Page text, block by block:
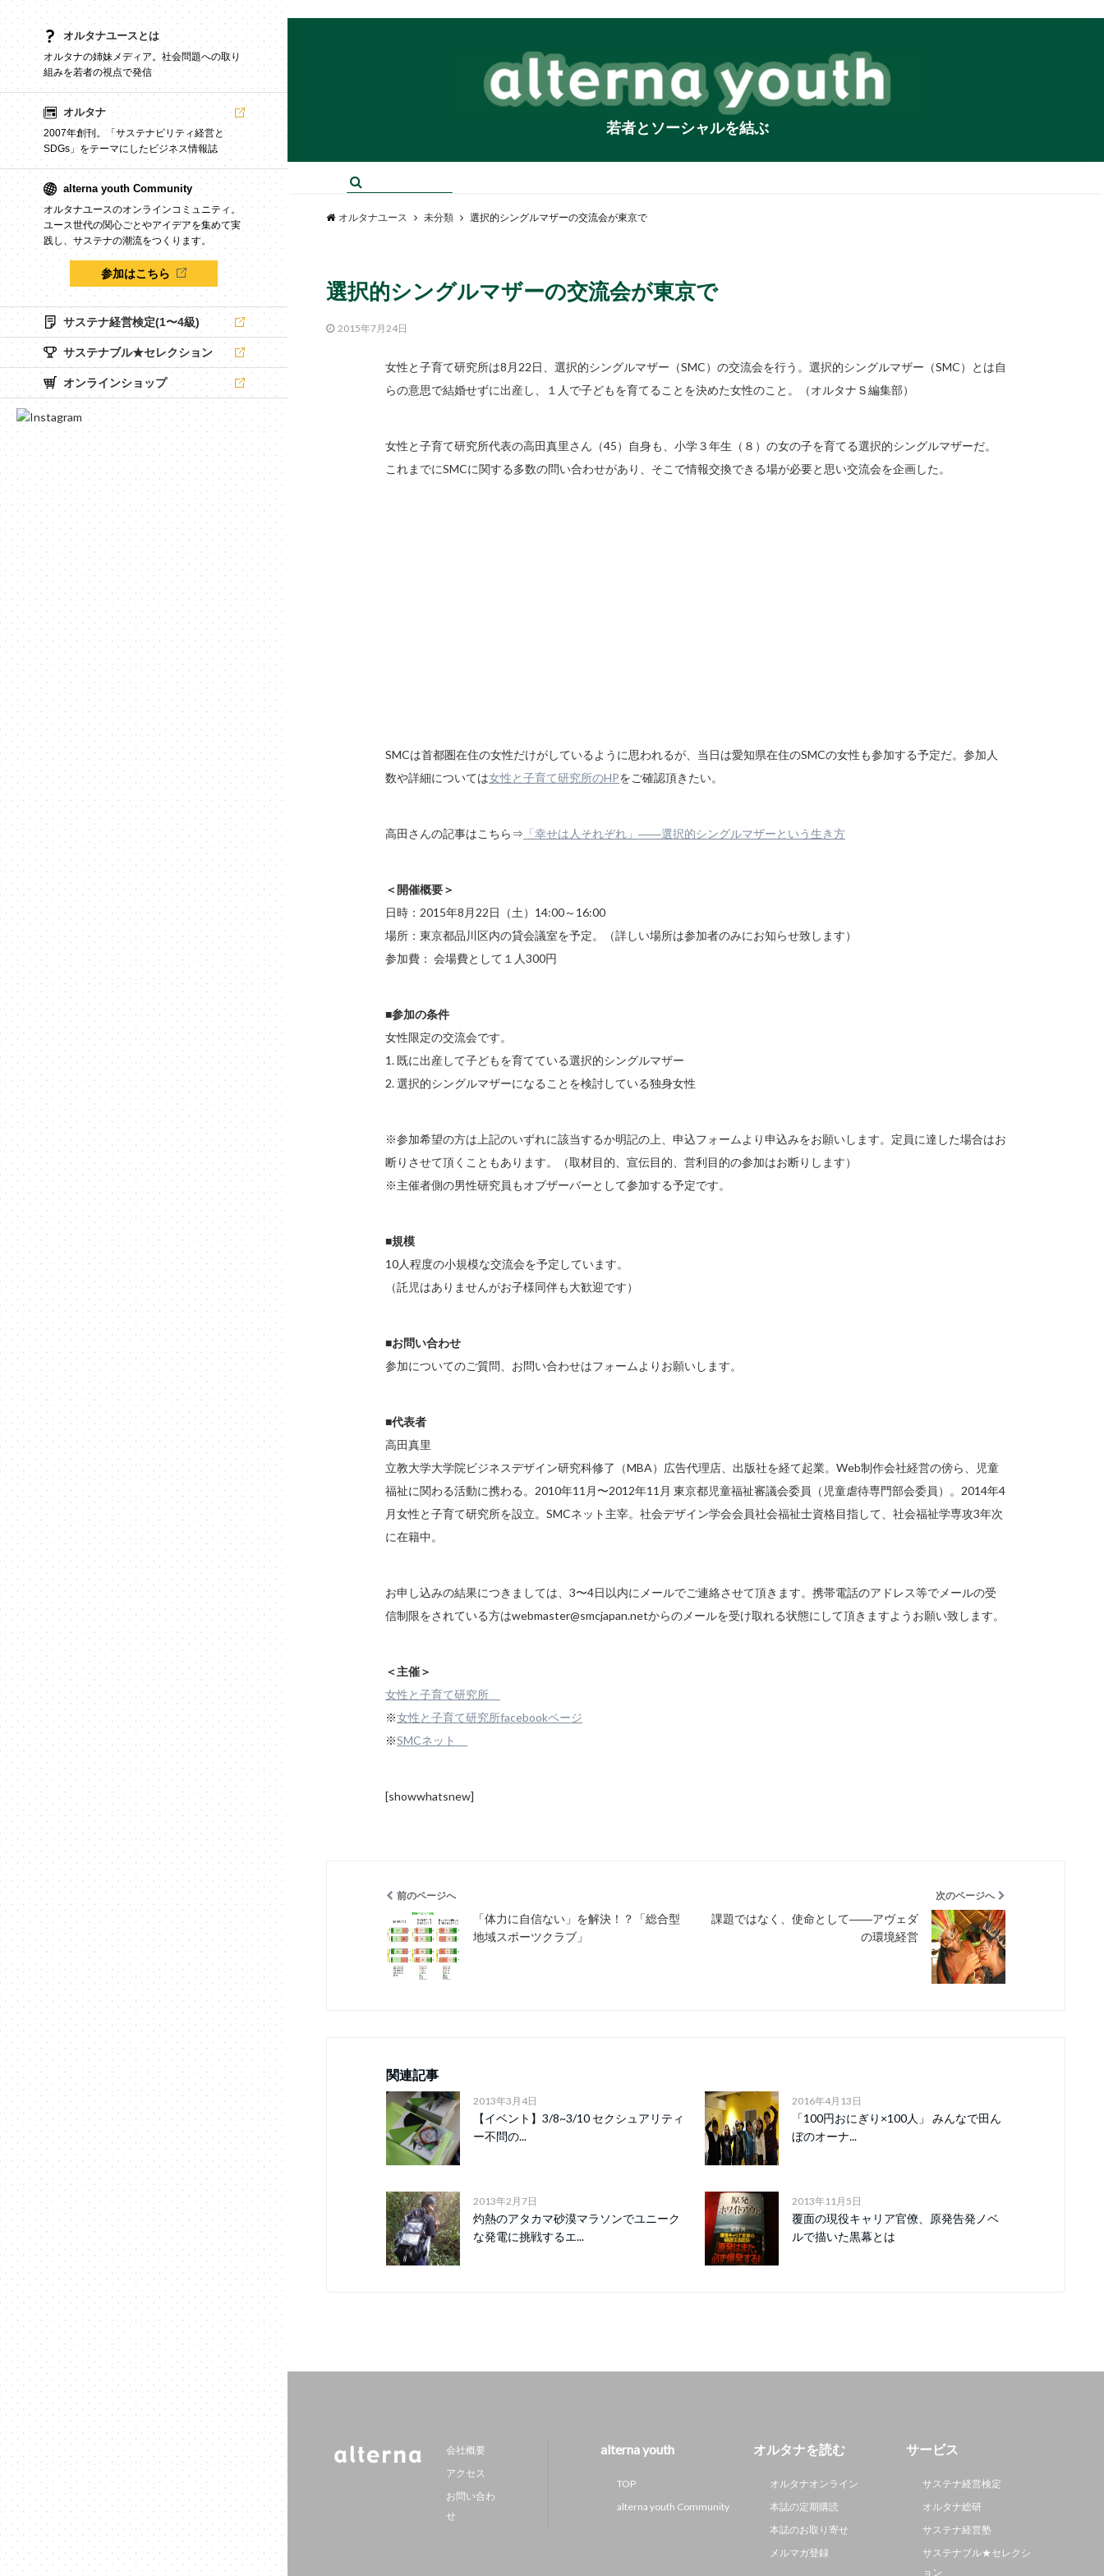
オルタナユースとは
オルタナの姉妹メディア。社会問題への取り
組みを若者の視点で発信
オルタナ
2007年創刊。「サステナビリティ経営と
SDGs」をテーマにしたビジネス情報誌
alterna youth Community
オルタナユースのオンラインコミュニティ。
ユース世代の関心ごとやアイデアを集めて実
践し、サステナの潮流をつくります。
参加はこちら
サステナ経営検定(1〜4級)
サステナブル★セレクション
オンラインショップ
若者とソーシャルを結ぶ
オルタナユース 未分類 選択的シングルマザーの交流会が東京で
選択的シングルマザーの交流会が東京で
2015年7月24日
女性と子育て研究所は8月22日、選択的シングルマザー（SMC）の交流会を行う。選択的シングルマザー（SMC）とは自
らの意思で結婚せずに出産し、１人で子どもを育てることを決めた女性のこと。（オルタナＳ編集部）
女性と子育て研究所代表の高田真里さん（45）自身も、小学３年生（８）の女の子を育てる選択的シングルマザーだ。
これまでにSMCに関する多数の問い合わせがあり、そこで情報交換できる場が必要と思い交流会を企画した。
SMCは首都圏在住の女性だけがしているように思われるが、当日は愛知県在住のSMCの女性も参加する予定だ。参加人
数や詳細については女性と子育て研究所のHPをご確認頂きたい。
高田さんの記事はこちら⇒ 「幸せは人それぞれ」――選択的シングルマザーという生き方
＜開催概要＞
日時：2015年8月22日（土）14:00～16:00
場所：東京都品川区内の貸会議室を予定。（詳しい場所は参加者のみにお知らせ致します）
参加費： 会場費として１人300円
■参加の条件
女性限定の交流会です。
1. 既に出産して子どもを育てている選択的シングルマザー
2. 選択的シングルマザーになることを検討している独身女性
※参加希望の方は上記のいずれに該当するか明記の上、申込フォームより申込みをお願いします。定員に達した場合はお
断りさせて頂くこともあります。（取材目的、宣伝目的、営利目的の参加はお断りします）
※主催者側の男性研究員もオブザーバーとして参加する予定です。
■規模
10人程度の小規模な交流会を予定しています。
（託児はありませんがお子様同伴も大歓迎です）
■お問い合わせ
参加についてのご質問、お問い合わせはフォームよりお願いします。
■代表者
高田真里
立教大学大学院ビジネスデザイン研究科修了（MBA）広告代理店、出版社を経て起業。Web制作会社経営の傍ら、児童
福祉に関わる活動に携わる。2010年11月〜2012年11月 東京都児童福祉審議会委員（児童虐待専門部会委員）。2014年4
月女性と子育て研究所を設立。SMCネット主宰。社会デザイン学会会員社会福祉士資格目指して、社会福祉学専攻3年次
に在籍中。
お申し込みの結果につきましては、3〜4日以内にメールでご連絡させて頂きます。携帯電話のアドレス等でメールの受
信制限をされている方はwebmaster@smcjapan.netからのメールを受け取れる状態にして頂きますようお願い致します。
＜主催＞
女性と子育て研究所
※女性と子育て研究所facebookページ
※SMCネット
[showwhatsnew]
前のページへ
「体力に自信ない」を解決！？「総合型
地域スポーツクラブ」
次のページへ
課題ではなく、使命として――アヴェダ
の環境経営
関連記事
2013年3月4日
【イベント】3/8~3/10 セクシュアリティ
ー不問の...
2016年4月13日
「100円おにぎり×100人」 みんなで田ん
ぼのオーナ...
2013年2月7日
灼熱のアタカマ砂漠マラソンでユニーク
な発電に挑戦するエ...
2013年11月5日
覆面の現役キャリア官僚、原発告発ノベ
ルで描いた黒幕とは
会社概要
アクセス
お問い合わ
せ
alterna youth
TOP
alterna youth Community
オルタナを読む
オルタナオンライン
本誌の定期購読
本誌のお取り寄せ
メルマガ登録
サービス
サステナ経営検定
オルタナ総研
サステナ経営塾
サステナブル★セレクシ
ョン